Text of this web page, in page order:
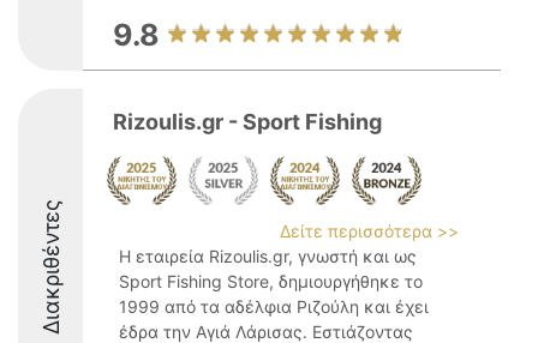
9.8
Διακριθέντες
Rizoulis.gr - Sport Fishing
Δείτε περισσότερα >>
Η εταιρεία Rizoulis.gr, γνωστή και ως
Sport Fishing Store, δημιουργήθηκε το
1999 από τα αδέλφια Ριζούλη και έχει
έδρα την Αγιά Λάρισας. Εστιάζοντας